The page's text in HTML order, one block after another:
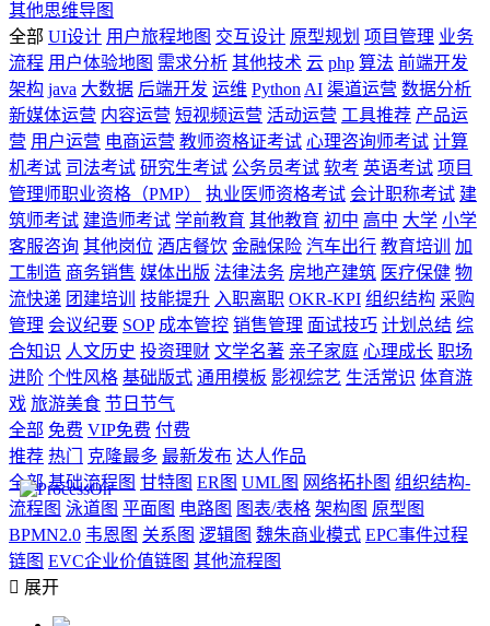
其他思维导图
全部 UI设计 用户旅程地图 交互设计 原型规划 项目管理 业务
流程 用户体验地图 需求分析 其他技术 云 php 算法 前端开发
架构 java 大数据 后端开发 运维 Python AI 渠道运营 数据分析
新媒体运营 内容运营 短视频运营 活动运营 工具推荐 产品运
营 用户运营 电商运营 教师资格证考试 心理咨询师考试 计算
机考试 司法考试 研究生考试 公务员考试 软考 英语考试 项目
管理师职业资格（PMP）
执业医师资格考试 会计职称考试 建
筑师考试 建造师考试 学前教育 其他教育 初中 高中 大学 小学
客服咨询 其他岗位 酒店餐饮 金融保险 汽车出行 教育培训
加
工制造 商务销售 媒体出版 法律法务 房地产建筑 医疗保健 物
流快递 团建培训 技能提升 入职离职 OKR-KPI 组织结构 采购
管理 会议纪要 SOP 成本管控 销售管理 面试技巧 计划总结 综
合知识 人文历史 投资理财 文学名著 亲子家庭 心理成长 职场
进阶 个性风格 基础版式 通用模板 影视综艺 生活常识 体育游
戏 旅游美食 节日节气
全部 免费 VIP免费 付费
推荐 热门 克隆最多 最新发布 达人作品
全部 基础流程图 甘特图 ER图 UML图 网络拓扑图 组织结构-
流程图 泳道图 平面图 电路图 图表/表格 架构图 原型图
BPMN2.0 韦恩图 关系图 逻辑图 魏朱商业模式 EPC事件过程
链图 EVC企业价值链图 其他流程图
 展开